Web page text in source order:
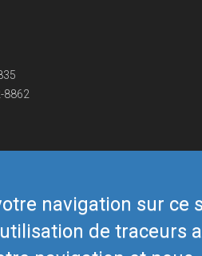
navigation sur ce
de traceurs
8862
Vie privée Back to top